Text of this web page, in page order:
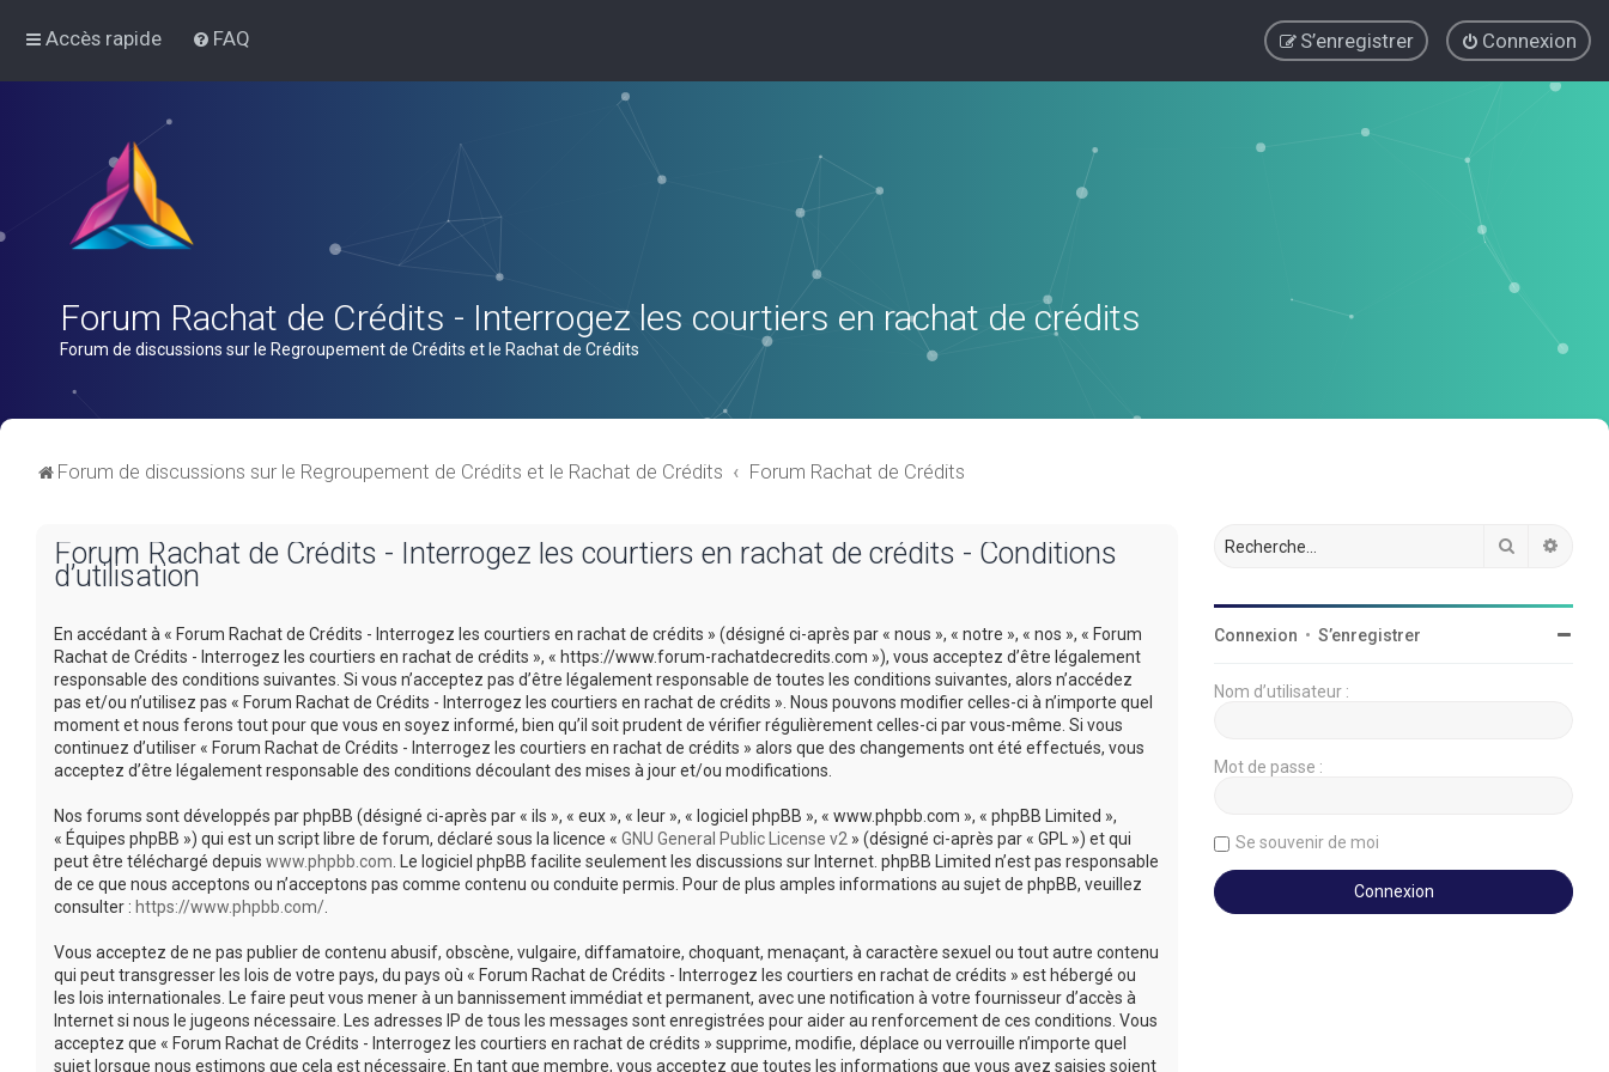
Accès rapide FAQ Connexion
S’enregistrer
Forum Rachat de Crédits - Interrogez les courtiers en rachat de crédits
Forum de discussions sur le Regroupement de Crédits et le Rachat de Crédits
Forum de discussions sur le Regroupement de Crédits et le Rachat de Crédits Forum Rachat de Crédits
Forum Rachat de Crédits - Interrogez les courtiers en rachat de crédits - Conditions
d’utilisation
En accédant à « Forum Rachat de Crédits - Interrogez les courtiers en rachat de crédits » (désigné ci-après par « nous », « notre », « nos », « Forum
Rachat de Crédits - Interrogez les courtiers en rachat de crédits », « https://www.forum-rachatdecredits.com »), vous acceptez d’être légalement
responsable des conditions suivantes. Si vous n’acceptez pas d’être légalement responsable de toutes les conditions suivantes, alors n’accédez
pas et/ou n’utilisez pas « Forum Rachat de Crédits - Interrogez les courtiers en rachat de crédits ». Nous pouvons modifier celles-ci à n’importe quel
moment et nous ferons tout pour que vous en soyez informé, bien qu’il soit prudent de vérifier régulièrement celles-ci par vous-même. Si vous
continuez d’utiliser « Forum Rachat de Crédits - Interrogez les courtiers en rachat de crédits » alors que des changements ont été effectués, vous
acceptez d’être légalement responsable des conditions découlant des mises à jour et/ou modifications.
Nos forums sont développés par phpBB (désigné ci-après par « ils », « eux », « leur », « logiciel phpBB », « www.phpbb.com », « phpBB Limited »,
« Équipes phpBB ») qui est un script libre de forum, déclaré sous la licence « GNU General Public License v2 » (désigné ci-après par « GPL ») et qui
peut être téléchargé depuis www.phpbb.com . Le logiciel phpBB facilite seulement les discussions sur Internet. phpBB Limited n’est pas responsable
de ce que nous acceptons ou n’acceptons pas comme contenu ou conduite permis. Pour de plus amples informations au sujet de phpBB, veuillez
consulter : https://www.phpbb.com/
Vous acceptez de ne pas publier de contenu abusif, obscène, vulgaire, diffamatoire, choquant, menaçant, à caractère sexuel ou tout autre contenu
qui peut transgresser les lois de votre pays, du pays où « Forum Rachat de Crédits - Interrogez les courtiers en rachat de crédits » est hébergé ou
les lois internationales. Le faire peut vous mener à un bannissement immédiat et permanent, avec une notification à votre fournisseur d’accès à
Internet si nous le jugeons nécessaire. Les adresses IP de tous les messages sont enregistrées pour aider au renforcement de ces conditions. Vous
acceptez que « Forum Rachat de Crédits - Interrogez les courtiers en rachat de crédits » supprime, modifie, déplace ou verrouille n’importe quel
sujet lorsque nous estimons que cela est nécessaire. En tant que membre, vous acceptez que toutes les informations que vous avez saisies soient
Rechercher
Connexion • S’enregistrer
Nom d’utilisateur :
Mot de passe :
Se souvenir de moi